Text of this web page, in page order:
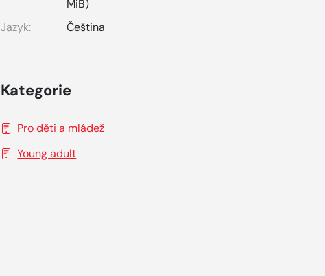
MiB)
Jazyk:
Čeština
Kategorie
Pro děti a mládež
Young adult